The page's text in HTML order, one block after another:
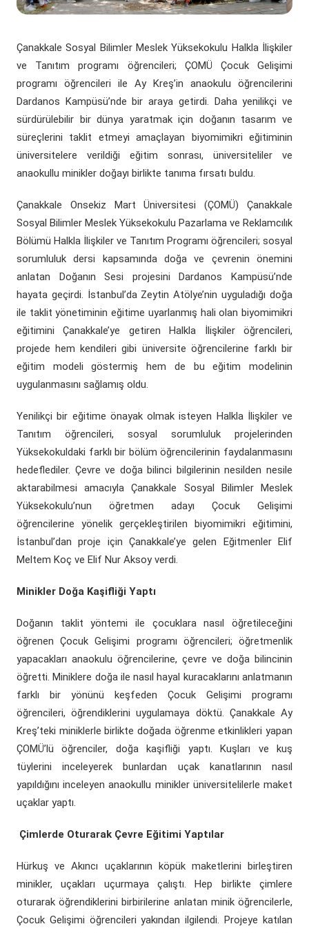
Çanakkale Sosyal Bilimler Meslek Yüksekokulu Halkla İlişkiler
ve Tanıtım programı öğrencileri; ÇOMÜ Çocuk Gelişimi
programı öğrencileri ile Ay Kreş’in anaokulu öğrencilerini
Dardanos Kampüsü’nde bir araya getirdi. Daha yenilikçi ve
sürdürülebilir bir dünya yaratmak için doğanın tasarım ve
süreçlerini taklit etmeyi amaçlayan biyomimikri eğitiminin
üniversitelere verildiği eğitim sonrası, üniversiteliler ve
anaokullu minikler doğayı birlikte tanıma fırsatı buldu.
Çanakkale Onsekiz Mart Üniversitesi (ÇOMÜ) Çanakkale
Sosyal Bilimler Meslek Yüksekokulu Pazarlama ve Reklamcılık
Bölümü Halkla İlişkiler ve Tanıtım Programı öğrencileri; sosyal
sorumluluk dersi kapsamında doğa ve çevrenin önemini
anlatan Doğanın Sesi projesini Dardanos Kampüsü’nde
hayata geçirdi. İstanbul’da Zeytin Atölye’nin uyguladığı doğa
ile taklit yönetiminin eğitime uyarlanmış hali olan biyomimikri
eğitimini Çanakkale’ye getiren Halkla İlişkiler öğrencileri,
projede hem kendileri gibi üniversite öğrencilerine farklı bir
eğitim modeli göstermiş hem de bu eğitim modelinin
uygulanmasını sağlamış oldu.
Yenilikçi bir eğitime önayak olmak isteyen Halkla İlişkiler ve
Tanıtım öğrencileri, sosyal sorumluluk projelerinden
Yüksekokuldaki farklı bir bölüm öğrencilerinin faydalanmasını
hedeflediler. Çevre ve doğa bilinci bilgilerinin nesilden nesile
aktarabilmesi amacıyla Çanakkale Sosyal Bilimler Meslek
Yüksekokulu’nun öğretmen adayı Çocuk Gelişimi
öğrencilerine yönelik gerçekleştirilen biyomimikri eğitimini,
İstanbul’dan proje için Çanakkale’ye gelen Eğitmenler Elif
Meltem Koç ve Elif Nur Aksoy verdi.
Minikler Doğa Kaşifliği Yaptı
Doğanın taklit yöntemi ile çocuklara nasıl öğretileceğini
öğrenen Çocuk Gelişimi programı öğrencileri; öğretmenlik
yapacakları anaokulu öğrencilerine, çevre ve doğa bilincinin
öğretti. Miniklere doğa ile nasıl hayal kuracaklarını anlatmanın
farklı bir yönünü keşfeden Çocuk Gelişimi programı
öğrencileri, öğrendiklerini uygulamaya döktü. Çanakkale Ay
Kreş’teki miniklerle birlikte doğada öğrenme etkinlikleri yapan
ÇOMÜ’lü öğrenciler, doğa kaşifliği yaptı. Kuşları ve kuş
tüylerini inceleyerek bunlardan uçak kanatlarının nasıl
yapıldığını inceleyen anaokullu minikler üniversitelilerle maket
uçaklar yaptı.
Çimlerde Oturarak Çevre Eğitimi Yaptılar
Hürkuş ve Akıncı uçaklarının köpük maketlerini birleştiren
minikler, uçakları uçurmaya çalıştı. Hep birlikte çimlere
oturarak öğrendiklerini birbirilerine anlatan minik öğrencilerle,
Çocuk Gelişimi öğrencileri yakından ilgilendi. Projeye katılan
Fahri Doktora Ünvanı
Kurumsal Logo
Döner Sermaye(yeni sekmede açılır)
Uluslararası Danışma Kurulu
Daire Başkanlıkları
Koordinatörlükler
İç Denetim Birim B.(yeni sekmede açılır)
ÇOMÜ Marşı
Üniversite Hastaneleri
Araştırma Laboratuarları(yeni sekmede açılır)
Araştırma Merkezleri
Lisansüstü Eğitim Enstitüsü(yeni sekmede açılır)
Çanakkale Teknopark(yeni sekmede açılır)
Etik Kurulları
Öğrenci Dekanlığı(yeni sekmede açılır)
Öğrenci Kulüpleri Haberleri
Psikolojik Danışmanlık Rehberlik(yeni sekmede açılır)
Engelli Öğrenci Birimi(yeni sekmede açılır)